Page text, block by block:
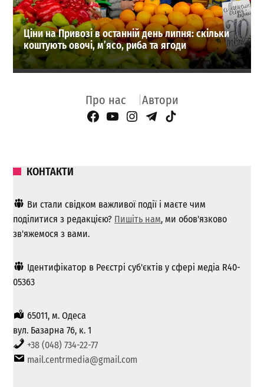
Ціни на Привозі в останній день липня: скільки
коштують овочі, м’ясо, риба та ягоди
Про нас Автори
Facebook Page
YouTube
Instagram
Telegram
TikTok
КОНТАКТИ
Ви стали свідком важливої ​​події і маєте чим
поділитися з редакцією? Пишіть нам, ми обов'язково
зв'яжемося з вами.
Ідентифікатор в Реєстрі суб'єктів у сфері медіа R40-
05363
65011, м. Одеса
вул. Базарна 76, к. 1
+38 (048) 734-22-77
mail.centrmedia@gmail.com